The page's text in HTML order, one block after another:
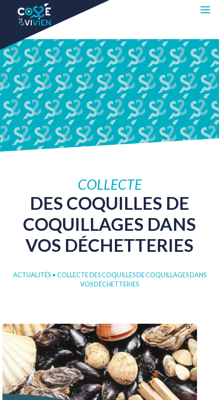
COLLECTE
DES COQUILLES DE
COQUILLAGES DANS
VOS DÉCHETTERIES
ACTUALITÉS • COLLECTE DES COQUILLES DE COQUILLAGES DANS
VOS DÉCHETTERIES